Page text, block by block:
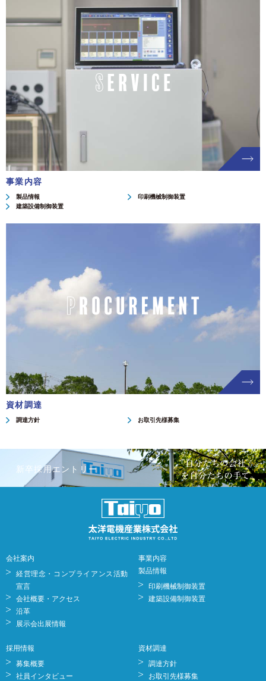
事業内容
製品情報
印刷機械制御装置
建築設備制御装置
資材調達
調達方針 お取引先様募集
新卒採用エントリー
会社案内
経営理念・コンプライアンス活動
宣言
会社概要・アクセス
沿革
展示会出展情報
事業内容
製品情報
印刷機械制御装置
建築設備制御装置
採用情報
募集概要
社員インタビュー
資材調達
調達方針
お取引先様募集